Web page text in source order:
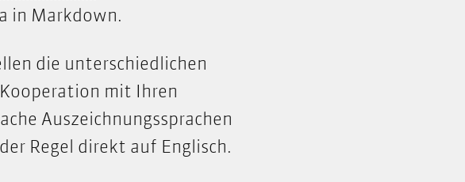
in Markdown.
die unterschiedlichen
mit Ihren
Auszeichnungssprachen
Regel direkt auf Englisch.